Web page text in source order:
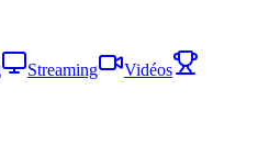
Streaming
Vidéos